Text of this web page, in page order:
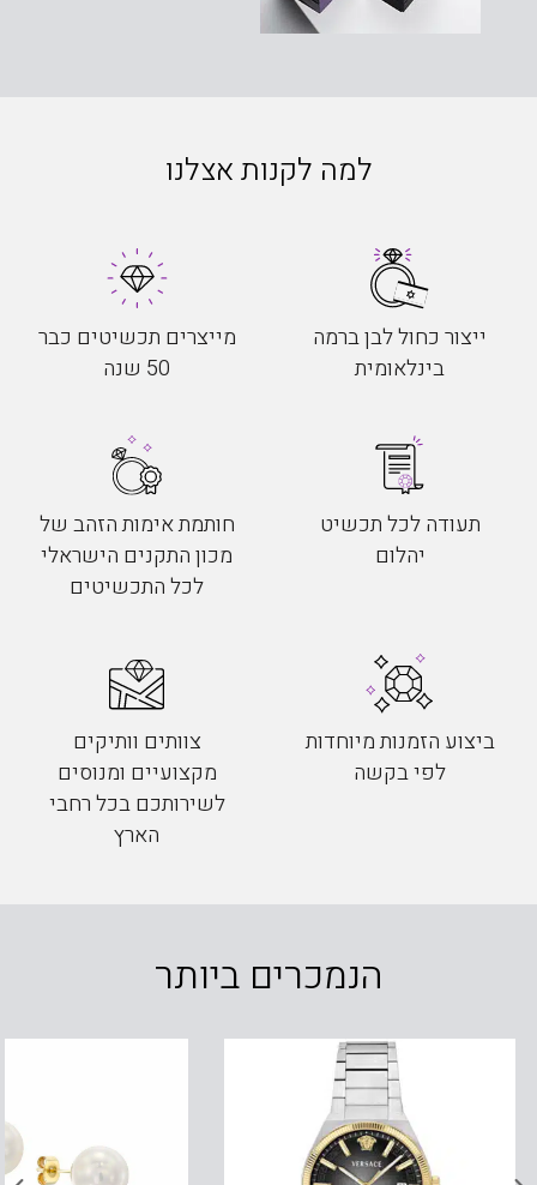
למה לקנות אצלנו
ייצור כחול לבן ברמה
בינלאומית
מייצרים תכשיטים כבר
50 שנה
תעודה לכל תכשיט
יהלום
חותמת אימות הזהב של
מכון התקנים הישראלי
לכל התכשיטים
ביצוע הזמנות מיוחדות
לפי בקשה
צוותים וותיקים
מקצועיים ומנוסים
לשירותכם בכל רחבי
הארץ
הנמכרים ביותר